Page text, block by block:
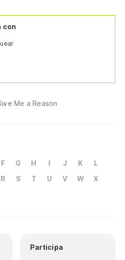
con
Me a Reason
F G H I J K
L
R S T U V W
X
Participa